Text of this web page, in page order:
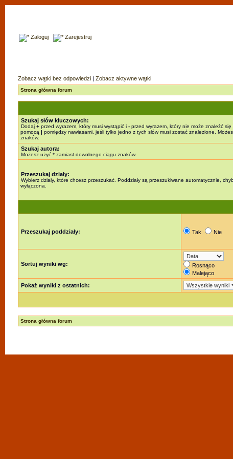
Zaloguj Zarejestruj
Zobacz wątki bez odpowiedzi | Zobacz aktywne wątki
Strona główna forum
Szukaj słów kluczowych:
Dodaj + przed wyrazem, który musi wystąpić i - przed wyrazem, który nie może znaleźć
pomocą | pomiędzy nawiasami, jeśli tylko jedno z tych słów musi zostać znalezione.
znaków.
Szukaj autora:
Możesz użyć * zamiast dowolnego ciągu znaków.
Przeszukaj działy:
Wybierz działy, które chcesz przeszukać. Poddziały są przeszukiwane automatycznie,
wyłączona.
Przeszukaj poddziały: Tak Nie
Sortuj wyniki wg:
Rosnąco
Malejąco
Pokaż wyniki z ostatnich:
Strona główna forum